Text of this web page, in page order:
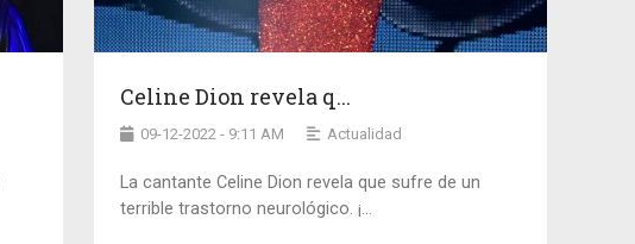
Celine Dion revela q...
09-12-2022 - 9:11 AM Actualidad
La cantante Celine Dion revela que sufre de un
terrible trastorno neurológico. ¡...